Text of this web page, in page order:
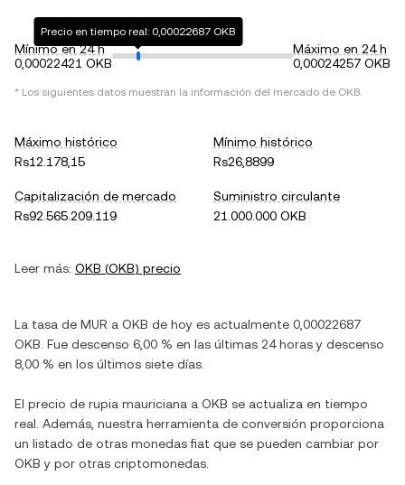
Mínimo en 24 h
0,00022421 OKB
Precio en tiempo real: 0,00022687 OKB
Máximo en 24 h
0,00024257 OKB
* Los siguientes datos muestran la información del mercado de OKB.
Máximo histórico
Rs12.178,15
Mínimo histórico
Rs26,8899
Capitalización de mercado
Rs92.565.209.119
Suministro circulante
21.000.000 OKB
Leer más: OKB (OKB) precio
La tasa de MUR a OKB de hoy es actualmente 0,00022687
OKB . Fue descenso 6,00 % en las últimas 24 horas y descenso
8,00 % en los últimos siete días.
El precio de rupia mauriciana a OKB se actualiza en tiempo
real. Además, nuestra herramienta de conversión proporciona
un listado de otras monedas fiat que se pueden cambiar por
OKB y por otras criptomonedas.